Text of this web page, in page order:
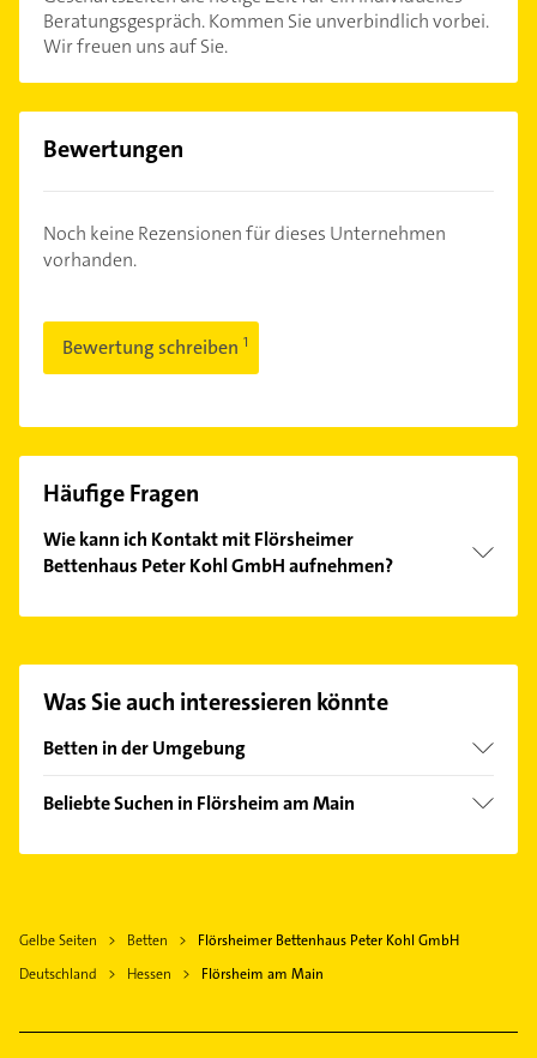
Beratungsgespräch. Kommen Sie unverbindlich vorbei.
Wir freuen uns auf Sie.
Bewertungen
Noch keine Rezensionen für dieses Unternehmen
vorhanden.
Bewertung schreiben
Häufige Fragen
Wie kann ich Kontakt mit Flörsheimer
Bettenhaus Peter Kohl GmbH aufnehmen?
auswählen. Hier finden Sie alleKontaktdaten
Was Sie auch interessieren könnte
Betten in der Umgebung
Kriftel
Weiterstadt
Beliebte Suchen in Flörsheim am Main
Putzfrau
Gebäudereinigung
Gelbe Seiten Betten
Flörsheimer Bettenhaus Peter Kohl GmbH
Deutschland
Hessen Flörsheim am Main